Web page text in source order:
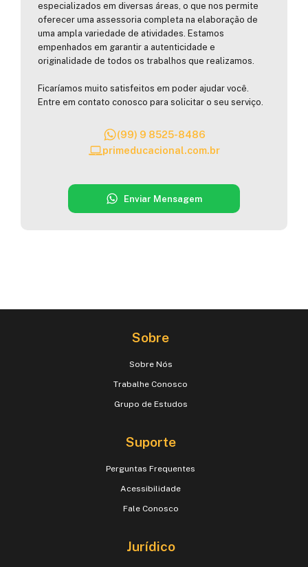
especializados em diversas áreas, o que nos permite
oferecer uma assessoria completa na elaboração de
uma ampla variedade de atividades. Estamos
empenhados em garantir a autenticidade e
originalidade de todos os trabalhos que realizamos.
Ficaríamos muito satisfeitos em poder ajudar você.
Entre em contato conosco para solicitar o seu serviço.
(99) 9 8525-8486
primeducacional.com.br
Enviar Mensagem
Sobre
Sobre Nós
Trabalhe Conosco
Grupo de Estudos
Suporte
Perguntas Frequentes
Acessibilidade
Fale Conosco
Jurídico